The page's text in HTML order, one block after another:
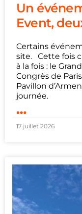
Un
Event,
Certains
site. Cette fois
à la fois : le
Congrès de
Pavillon
journée.
...
17 juillet 2026